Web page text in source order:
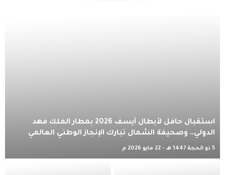
استقبال حافل لأبطال آيسف 2026 بمطار الملك فهد
الدولي.. وصحيفة الشمال تبارك الإنجاز الوطني العالمي
5 ذو الحجة 1447 هـ - 22 مايو 2026 م